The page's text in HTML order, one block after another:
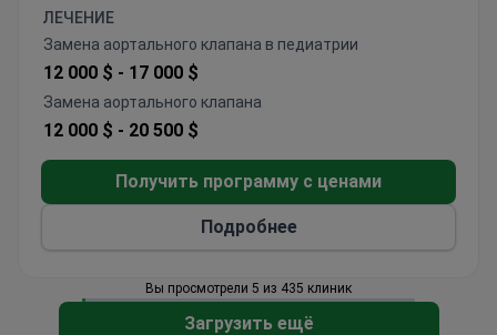
13 операционных с отделением интенсивной
кардиологической терапии
ЛЕЧЕНИЕ
Замена аортального клапана в педиатрии
12 000 $ - 17 000 $
Замена аортального клапана
12 000 $ - 20 500 $
Получить программу с ценами
Подробнее
Вы просмотрели 5 из 435 клиник
Загрузить ещё